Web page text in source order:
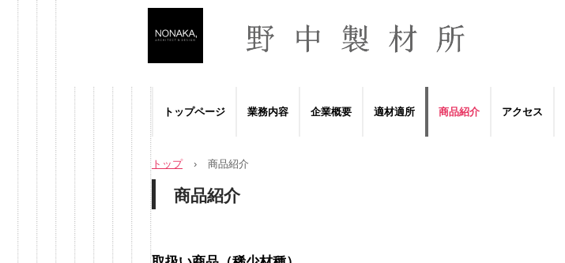
トップページ 業務内容 企業概要 適材適所 商品紹介 アクセス
トップ › 商品紹介
商品紹介